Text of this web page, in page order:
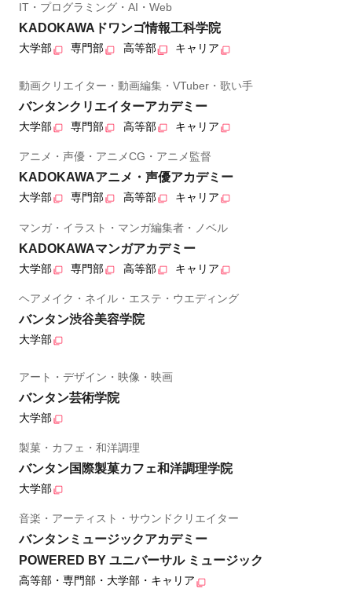
IT・プログラミング・AI・Web
KADOKAWAドワンゴ情報工科学院
大学部 専門部 高等部 キャリア
動画クリエイター・動画編集・VTuber・歌い手
バンタンクリエイターアカデミー
大学部 専門部 高等部 キャリア
アニメ・声優・アニメCG・アニメ監督
KADOKAWAアニメ・声優アカデミー
大学部 専門部 高等部 キャリア
マンガ・イラスト・マンガ編集者・ノベル
KADOKAWAマンガアカデミー
大学部 専門部 高等部 キャリア
ヘアメイク・ネイル・エステ・ウエディング
バンタン渋谷美容学院
大学部
アート・デザイン・映像・映画
バンタン芸術学院
大学部
製菓・カフェ・和洋調理
バンタン国際製菓カフェ和洋調理学院
大学部
音楽・アーティスト・サウンドクリエイター
バンタンミュージックアカデミー
POWERED BY ユニバーサル ミュージック
高等部・専門部・大学部・キャリア